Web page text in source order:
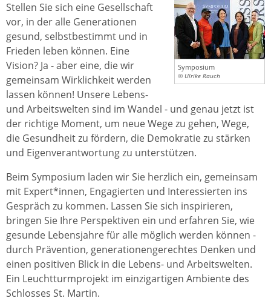
Symposium
© Ulrike Rauch
Stellen Sie sich eine Gesellschaft
vor, in der alle Generationen
gesund, selbstbestimmt und in
Frieden leben können. Eine
Vision? Ja - aber eine, die wir
gemeinsam Wirklichkeit werden
lassen können! Unsere Lebens-
und Arbeitswelten sind im Wandel - und genau jetzt ist
der richtige Moment, um neue Wege zu gehen, Wege,
die Gesundheit zu fördern, die Demo­kratie zu stärken
und Eigenverantwortung zu unterstützen.
Beim Symposium laden wir Sie herzlich ein, gemeinsam
mit Expert*innen, Engagierten und Interessierten ins
Gespräch zu kommen. Lassen Sie sich inspirieren,
bringen Sie Ihre Perspektiven ein und erfahren Sie, wie
gesunde Lebensjahre für alle möglich werden können -
durch Prävention, generationengerechtes Denken und
einen positiven Blick in die Lebens- und Arbeitswelten.
Ein Leuchtturmprojekt im einzigartigen Ambiente des
Schlosses St. Martin.